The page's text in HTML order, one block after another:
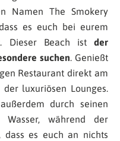
Namen The Smokery
es euch bei eurem
Dieser Beach ist der
suchen. Genießt
Restaurant direkt am
luxuriösen Lounges.
durch seinen
während der
dass es euch an nichts